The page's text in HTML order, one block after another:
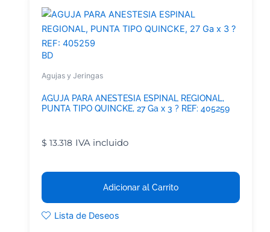
BD
Agujas y Jeringas
AGUJA PARA ANESTESIA ESPINAL REGIONAL,
PUNTA TIPO QUINCKE, 27 Ga x 3 ? REF: 405259
$ 13.318 IVA incluido
Adicionar al Carrito
Lista de Deseos